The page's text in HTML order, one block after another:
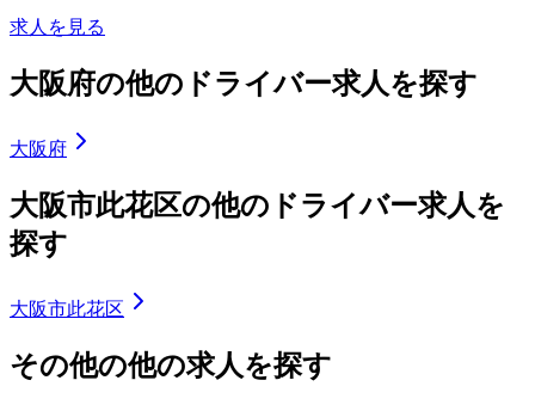
求人を見る
大阪府の他のドライバー求人を探す
大阪府
大阪市此花区の他のドライバー求人を
探す
大阪市此花区
その他の他の求人を探す